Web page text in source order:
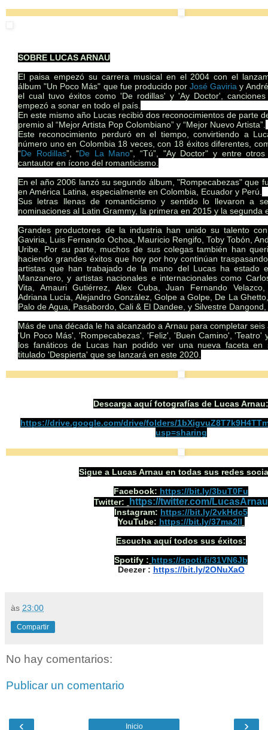
SOBRE LUCAS ARNAU
El paisa empezó su carrera musical en el 2004 con el
álbum"Un Poco Más" que fue producido porJosé Gaviria y
el cual tuvo éxitos como 'De rodillas' y 'Ay Doctor',
empezó a sonar en todo el país.
En este mismo año Lucas recibió dos reconocimientos de parte
premio al “Mejor Artista Pop Colombiano” y “Mejor Nuevo Artista”.
Este reconocimiento perduró en el tiempo, convirtiendo a
número uno en Colombia 18 veces, con 18 éxitos diferentes,
“De Rodillas”, “De La Mano”, “Tú”, "Ay Doctor" y entre
cantautor en ícono del romanticismo.
En el año 2006 lanzó su segundo álbum, "Rompecabezas" que
en América Latina, especialmente en Colombia, Ecuador y Perú.
Sus letras llenas de romanticismo y sentido lo llevaron a
nominaciones al Latin Grammy, la primera en 2015 y la segunda
Grandes productores de la industria han unido su talento
Gaviria, Luis Fernando Ochoa, Mauricio Rengifo, Toby Tobón,
Uribe. Por su parte, muchos de sus colegas también han
haciendo grandes éxitos que hoy por hoy continúan
artistas que han trabajado de la mano del Lucas ha estado
Manzanero, y artistas nacionales e internacionales como
Vita, Amauri Gutiérrez, Alex Cuba, Juan Fernando Velazco,
Adriana Lucía, Alejandro González, Golpe a Golpe, De La
Palo de Agua, Pasabordo, Cali & El Dandee, y Silvestre
Más de una década le ha alcanzado a Arnau para completar
'Un Poco Más', 'Rompecabezas', 'Feliz', 'Buen Camino', 'Teatro'
los fanáticos de Lucas han podido ver una nueva faceta en
titulado 'Despierta' que se lanzará en este 2020.
Descarga aquí fotografías de Lucas Arnau:
https://drive.google.com/drive/folders/
usp=sharing
Sigue a Lucas Arnau en todas sus redes
Facebook: https://bit.ly/3buT0Fu
Twitter:
https://twitter.com/LucasArnau
Instagram: https://bit.ly/2vkHdc5
YouTube: https://bit.ly/37ma2lI
Escucha aquí todos sus éxitos:
Spotify : https://spoti.fi/31VN6Jb
Deezer : https://bit.ly/2ONuXaO
às 23:00
Compartir
No hay comentarios:
Publicar un comentario
‹ ›
Inicio